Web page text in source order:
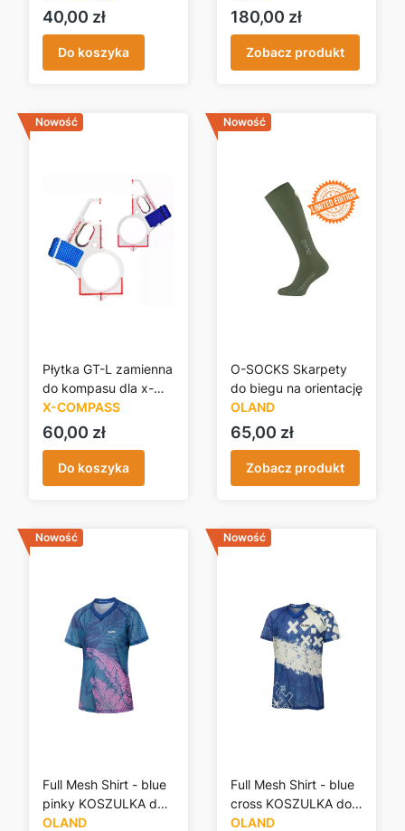
moscompass
Cena
40,00 zł
Do koszyka
Cena
180,00 zł
Zobacz produkt
Nowość
Płytka GT-L zamienna
do kompasu dla x-
compass/moscompas
s
X-COMPASS
Cena
60,00 zł
Do koszyka
Nowość
O-SOCKS Skarpety
do biegu na orientację
OLAND
Cena
65,00 zł
Zobacz produkt
Nowość
Full Mesh Shirt - blue
pinky KOSZULKA do
BNO
OLAND
Nowość
Full Mesh Shirt - blue
cross KOSZULKA do
BNO
OLAND